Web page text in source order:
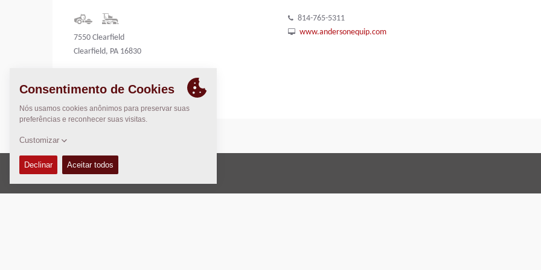
7550 Clearfield
Clearfield, PA 16830
814-765-5311
www.andersonequip.com